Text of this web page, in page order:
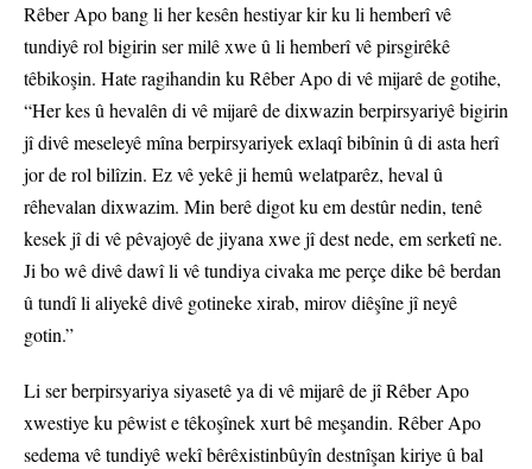
Rêber Apo bang li her kesên hestiyar kir ku li hemberî vê
tundiyê rol bigirin ser milê xwe û li hemberî vê pirsgirêkê
têbikoşin. Hate ragihandin ku Rêber Apo di vê mijarê de gotihe,
“Her kes û hevalên di vê mijarê de dixwazin berpirsyariyê bigirin
jî divê meseleyê mîna berpirsyariyek exlaqî bibînin û di asta herî
jor de rol bilîzin. Ez vê yekê ji hemû welatparêz, heval û
rêhevalan dixwazim. Min berê digot ku em destûr nedin, tenê
kesek jî di vê pêvajoyê de jiyana xwe jî dest nede, em serketî ne.
Ji bo wê divê dawî li vê tundiya civaka me perçe dike bê berdan
û tundî li aliyekê divê gotineke xirab, mirov diêşîne jî neyê
gotin.”
Li ser berpirsyariya siyasetê ya di vê mijarê de jî Rêber Apo
xwestiye ku pêwist e têkoşînek xurt bê meşandin. Rêber Apo
sedema vê tundiyê wekî bêrêxistinbûyîn destnîşan kiriye û bal